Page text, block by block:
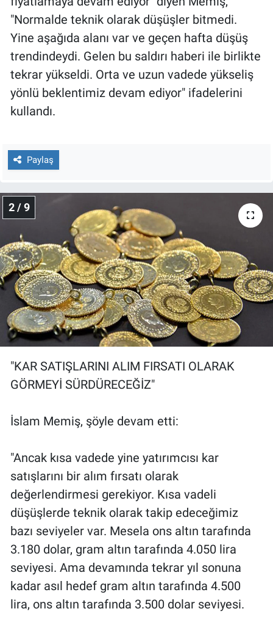
"Normalde teknik olarak düşüşler bitmedi.
Yine aşağıda alanı var ve geçen hafta düşüş
trendindeydi. Gelen bu saldırı haberi ile birlikte
tekrar yükseldi. Orta ve uzun vadede yükseliş
yönlü beklentimiz devam ediyor" ifadelerini
kullandı.
Paylaş
2 / 9
"KAR SATIŞLARINI ALIM FIRSATI OLARAK
GÖRMEYİ SÜRDÜRECEĞİZ"
İslam Memiş, şöyle devam etti:
"Ancak kısa vadede yine yatırımcısı kar
satışlarını bir alım fırsatı olarak
değerlendirmesi gerekiyor. Kısa vadeli
düşüşlerde teknik olarak takip edeceğimiz
bazı seviyeler var. Mesela ons altın tarafında
3.180 dolar, gram altın tarafında 4.050 lira
seviyesi. Ama devamında tekrar yıl sonuna
kadar asıl hedef gram altın tarafında 4.500
lira, ons altın tarafında 3.500 dolar seviyesi.
Türkiye'nin Gündemi
Yerel Gündem
Yerel Yaşam
Canlı Yayın